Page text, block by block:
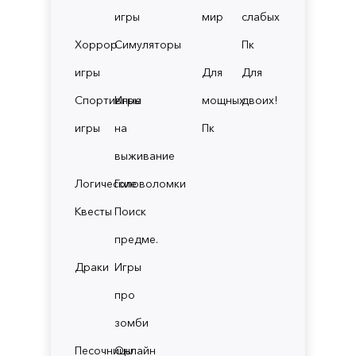
игры
Хоррор
игры
Симуляторы
Спортивные
игры
Игры
на
выживание
ЛогическиеГоловоломки
Квесты Поиск
предме.
Драки Игры
про
зомби
ПесочницыОнлайн
мир
слабых
Пк
Для
мощных
Пк
Для
двоих!